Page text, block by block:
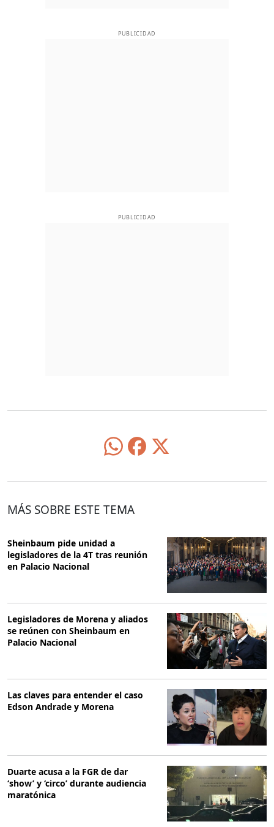
PUBLICIDAD
PUBLICIDAD
MÁS SOBRE ESTE TEMA
Sheinbaum pide unidad a
legisladores de la 4T tras reunión
en Palacio Nacional
Legisladores de Morena y aliados
se reúnen con Sheinbaum en
Palacio Nacional
Las claves para entender el caso
Edson Andrade y Morena
Duarte acusa a la FGR de dar
‘show’ y ‘circo’ durante audiencia
maratónica